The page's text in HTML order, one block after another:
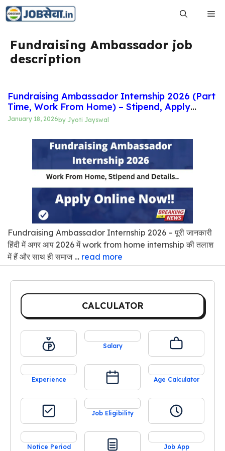
Skip
Fundraising Ambassador job
description
Fundraising Ambassador Internship 2026 (Part
Time, Work From Home) – Stipend, Apply
Process, Full Details
January 18, 2026 by Jyoti Jayswal
Fundraising Ambassador Internship 2026 – पूरी जानकारी
हिंदी में अगर आप 2026 में work from home internship की तलाश
में हैं और साथ ही समाज … read more
CALCULATOR
Salary
Experience Age Calculator
Job Eligibility
Notice Period Job App